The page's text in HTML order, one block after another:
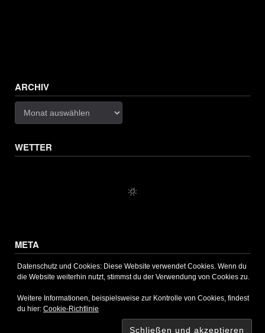
ARCHIV
Archiv
WETTER
META
Anmelden
Eintrags-Feed
WordPress.org
Datenschutz und Cookies: Diese Website verwendet Cookies. Wenn du
die Website weiterhin nutzt, stimmst du der Verwendung von Cookies zu.
Weitere Informationen, beispielsweise zur Kontrolle von Cookies, findest
du hier: Cookie-Richtlinie